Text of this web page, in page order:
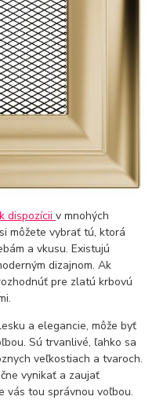
dispozíciiv mnohých
môžete vybrať tú, ktorá
a vkusu. Existujú
dizajnom. Ak
pre zlatú krbovú
a elegancie, môže byť
Sú trvanlivé, ľahko sa
veľkostiach a tvaroch.
vynikať a zaujať
vás tou správnou voľbou.